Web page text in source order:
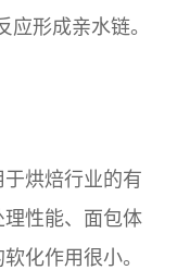
形成亲水链。
烘焙行业的有
性能、面包体
化作用很小。